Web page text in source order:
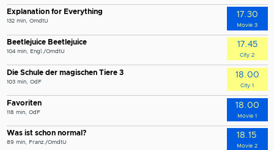
Explanation for Everything
132 min, OmdtU
17.30
Movie 3
Beetlejuice Beetlejuice
104 min, Engl./OmdtU
17.45
City 2
Die Schule der magischen Tiere 3
103 min, OdF
18.00
City 1
Favoriten
118 min, OdF
18.00
Movie 1
Was ist schon normal?
89 min, Franz./OmdtU
18.15
Movie 2